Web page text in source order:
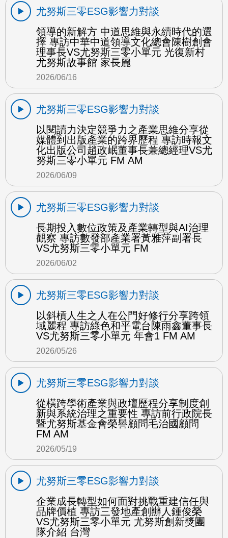
尤努斯三零ESG影響力對談
領導的新解方 中道思維與永續時代的選
擇 專訪中華中道領導文化總會陳樹創會
理事長VS尤努斯三零小單元 光復新村
尤努斯故事館 家長麗
2026/06/16
尤努斯三零ESG影響力對談
以閱讀力決定競爭力之產業思維分享從
媒體到出版產業的跨界歷程 專訪時報文
化出版公司趙政岷董事長兼總經理VS尤
努斯三零小單元 FM AM
2026/06/09
尤努斯三零ESG影響力對談
長期投入數位政策及產業轉型與AI治理
觀察 專訪數發部產業署黃雅萍副署長
VS尤努斯三零小單元 FM
2026/06/02
尤努斯三零ESG影響力對談
以斜槓人生之人在公門好修行分享跨領
域麗程 專訪綠色和平電台陳雨鑫董事長
VS尤努斯三零小單元 年會1 FM AM
2026/05/26
尤努斯三零ESG影響力對談
從橫跨學術產業與政壇歷程分享制度創
新與系統治理之重要性 專訪前行政院長
暨尤努斯基金會榮譽顧問毛治國顧問
FM AM
2026/05/19
尤努斯三零ESG影響力對談
企業成長轉型如何面對挑戰重建信任與
品牌價植 專訪三發地產創辦人鍾俊榮
VS尤努斯三零小單元 尤努斯創新獎團
隊介紹 台灣